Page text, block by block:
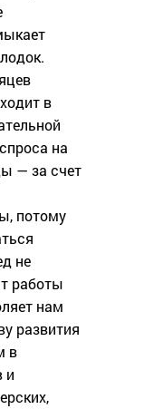
в
на
— за счет
потому
не
работы
нам
развития
в
и